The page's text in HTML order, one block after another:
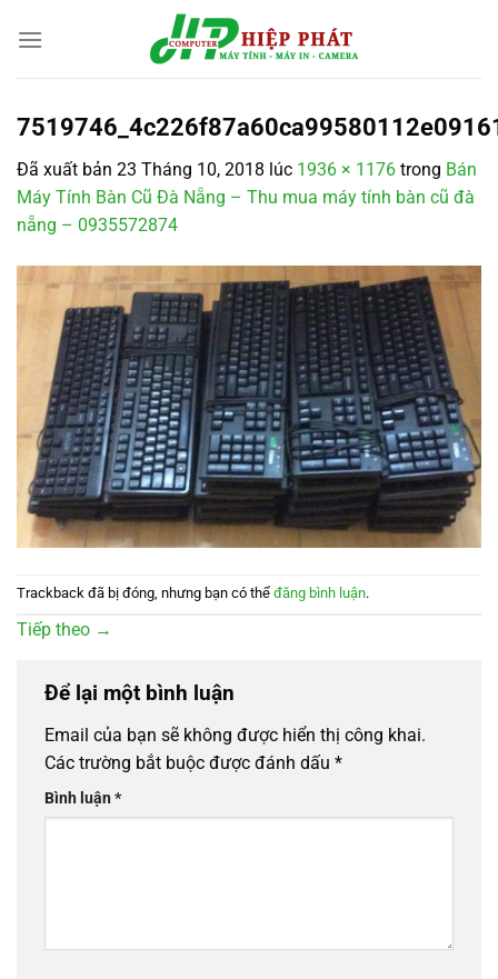
đến
Đã xuất bản 23 Tháng 10, 2018 lúc 1936 × 1176 trong Bán
Máy Tính Bàn Cũ Đà Nẵng – Thu mua máy tính bàn cũ đà
nẵng – 0935572874
Trackback đã bị đóng, nhưng bạn có thể đăng bình luận.
Tiếp theo →
Để lại một bình luận
Email của bạn sẽ không được hiển thị công khai.
Các trường bắt buộc được đánh dấu *
Bình luận*